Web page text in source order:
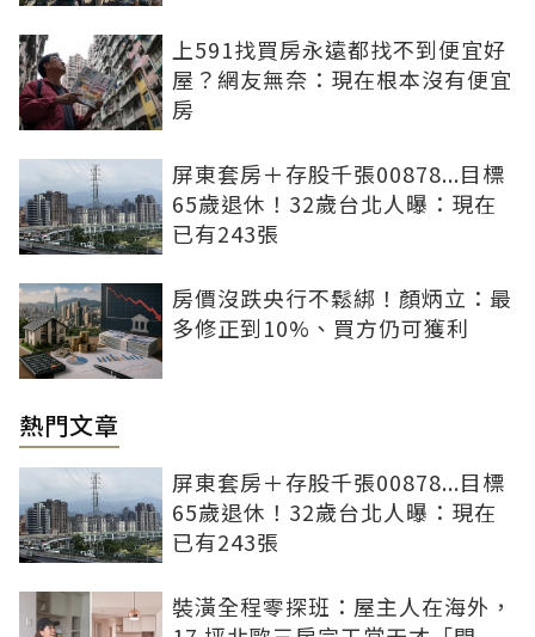
上591找買房永遠都找不到便宜好
屋？網友無奈：現在根本沒有便宜
房
屏東套房＋存股千張00878...目標
65歲退休！32歲台北人曝：現在
已有243張
房價沒跌央行不鬆綁！顏炳立：最
多修正到10%、買方仍可獲利
熱門文章
屏東套房＋存股千張00878...目標
65歲退休！32歲台北人曝：現在
已有243張
裝潢全程零探班：屋主人在海外，